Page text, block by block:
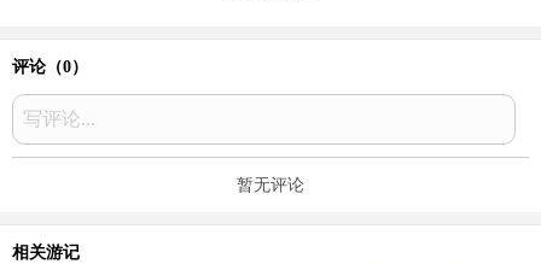
评论（0）
写评论...
暂无评论
相关游记